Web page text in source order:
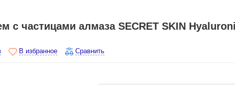
с частицами алмаза SECRET SKIN
В избранное Сравнить